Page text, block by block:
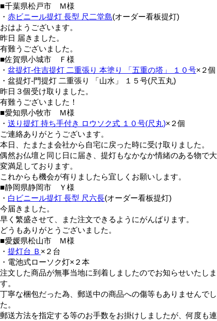
■千葉県松戸市 Ｍ様
・ 赤ビニール提灯 長型 尺二堂島(オーダー看板提灯)
おはようございます。
昨日 届きました。
有難うございました。
■佐賀県小城市 Ｆ様
・ 盆提灯-住吉提灯 二重張り 本塗り 「五重の塔」 １０号×２個
・盆提灯-門提灯 二重張り 「山水」 １５号(尺五丸)
昨日３個受け取りました。
有難うございました！
■愛知県小牧市 Ｍ様
・ 送り提灯 持ち手付き ロウソク式 １０号(尺丸)×２個
ご連絡ありがとうございます。
本日、たまたま会社から自宅に戻った時に受け取りました。
偶然お仏壇と同じ日に届き、提灯もなかなか情緒のある物で大
変満足しております。
これからも機会が有りましたら宜しくお願いします。
■静岡県静岡市 Ｙ様
・ 白ビニール提灯 長型 尺六長(オーダー看板提灯)
今届きました。
早く繁盛させて、また注文できるようにがんばります。
どうもありがとうございました。
■愛媛県松山市 Ｍ様
・ 提灯台 Ｂ ×２台
・電池式ローソク灯×２本
注文した商品が無事当地に到着しましたのでお知らせいたしま
す。
丁寧な梱包だった為、郵送中の商品への傷等もありませんでし
た。
郵送方法を指定する等のお手数をお掛けしましたが、何度も連